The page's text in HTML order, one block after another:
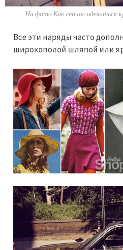
На фото Как сейчас одеваться
Все эти наряды часто
широкополой шляпой или